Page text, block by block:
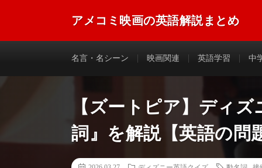
アメコミ映画の英語解説まとめ
名言・名シーン 映画関連 英語学習 中
【ズートピア】ディ
詞』を解説【英語の問